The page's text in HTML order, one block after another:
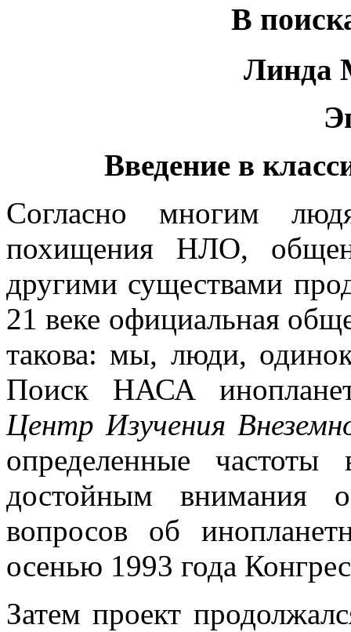
В
Линда
Введение в
Согласно многим
похищения НЛО,
другими существами
21 веке официальная
такова: мы, люди,
Поиск НАСА
Центр Изучения
определенные
достойным внимания
вопросов об
осенью 1993 года
Затем проект